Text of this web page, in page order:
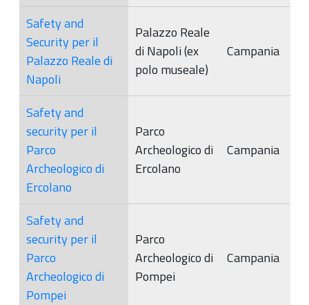
Safety and
Security per il
Palazzo Reale di
Napoli
Palazzo Reale
di Napoli (ex
polo museale)
Campania
Safety and
security per il
Parco
Archeologico di
Ercolano
Parco
Archeologico di
Ercolano
Campania
Safety and
security per il
Parco
Archeologico di
Pompei
Parco
Archeologico di
Pompei
Campania